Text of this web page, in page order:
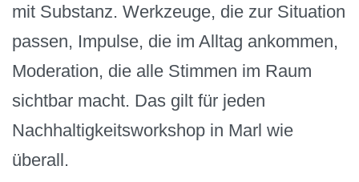
mit Substanz. Werkzeuge, die zur Situation
passen, Impulse, die im Alltag ankommen,
Moderation, die alle Stimmen im Raum
sichtbar macht. Das gilt für jeden
Nachhaltigkeitsworkshop in Marl wie
überall.